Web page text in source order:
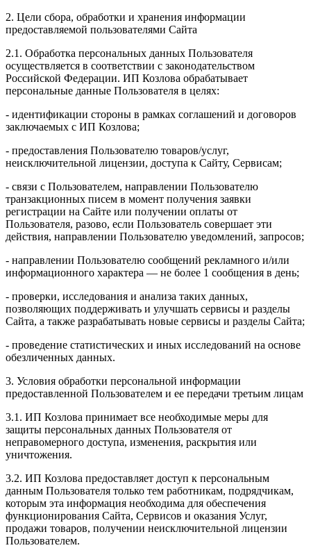
2. Цели сбора, обработки и хранения информации
предоставляемой пользователями Сайта
2.1. Обработка персональных данных Пользователя
осуществляется в соответствии с законодательством
Российской Федерации. ИП Козловa обрабатывает
персональные данные Пользователя в целях:
- идентификации стороны в рамках соглашений и договоров
заключаемых с ИП Козлова;
- предоставления Пользователю товаров/услуг,
неисключительной лицензии, доступа к Сайту, Сервисам;
- связи с Пользователем, направлении Пользователю
транзакционных писем в момент получения заявки
регистрации на Сайте или получении оплаты от
Пользователя, разово, если Пользователь совершает эти
действия, направлении Пользователю уведомлений, запросов;
- направлении Пользователю сообщений рекламного и/или
информационного характера — не более 1 сообщения в день;
- проверки, исследования и анализа таких данных,
позволяющих поддерживать и улучшать сервисы и разделы
Сайта, а также разрабатывать новые сервисы и разделы Сайта;
- проведение статистических и иных исследований на основе
обезличенных данных.
3. Условия обработки персональной информации
предоставленной Пользователем и ее передачи третьим лицам
3.1. ИП Козлова принимает все необходимые меры для
защиты персональных данных Пользователя от
неправомерного доступа, изменения, раскрытия или
уничтожения.
3.2. ИП Козлова предоставляет доступ к персональным
данным Пользователя только тем работникам, подрядчикам,
которым эта информация необходима для обеспечения
функционирования Сайта, Сервисов и оказания Услуг,
продажи товаров, получении неисключительной лицензии
Пользователем.